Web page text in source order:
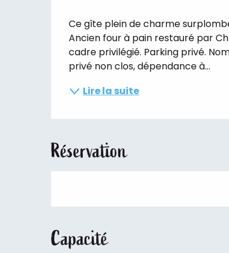
Description
Ce gîte plein de charme
Ancien four à pain restauré par
cadre privilégié. Parking privé.
privé non clos, dépendance à...
Lire la suite
Réservation
Capacité